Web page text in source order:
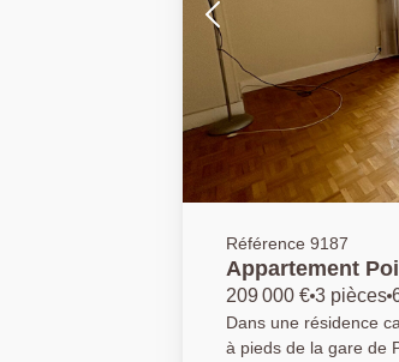
Référence 9187
Appartement
209 000 € 3 pièces
Dans une résidence
à pieds de la gare de